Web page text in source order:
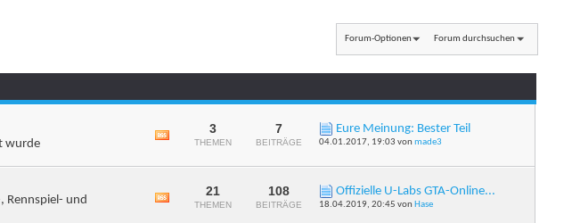
Forum-Optionen Forum durchsuchen
wurde
RSS-
dieses
anzeigen
3
THEMEN
7
BEITRÄGE
Eure Meinung: Bester Teil
04.01.2017, 19:03 vonmade3
Rennspiel- und
RSS-
21
THEMEN
108
BEITRÄGE
Offizielle U-Labs GTA-Online...
18.04.2019,20:45 vonHase